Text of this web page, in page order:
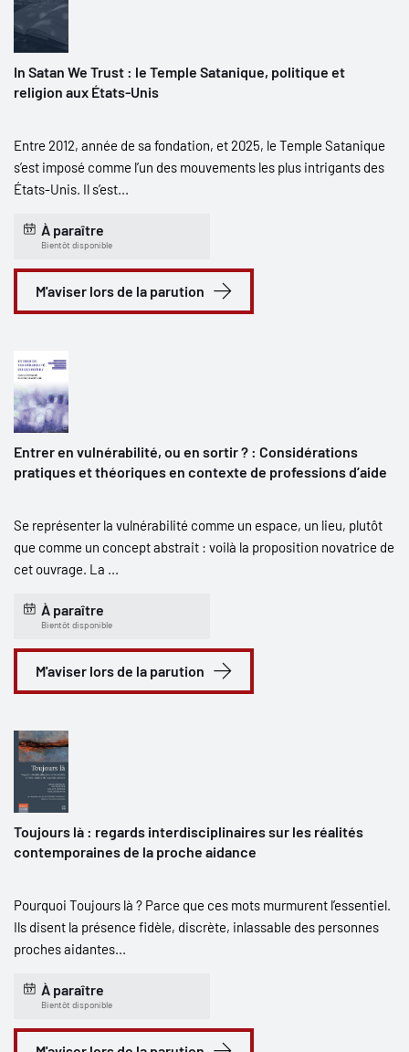
In Satan We Trust : le Temple Satanique, politique et
religion aux États-Unis
Entre 2012, année de sa fondation, et 2025, le Temple Satanique
s’est imposé comme l’un des mouvements les plus intrigants des
États-Unis. Il s’est...
À paraître
Bientôt disponible
M'aviser lors de la parution
Entrer en vulnérabilité, ou en sortir ? : Considérations
pratiques et théoriques en contexte de professions d’aide
Se représenter la vulnérabilité comme un espace, un lieu, plutôt
que comme un concept abstrait : voilà la proposition novatrice de
cet ouvrage. La ...
À paraître
Bientôt disponible
M'aviser lors de la parution
Toujours là : regards interdisciplinaires sur les réalités
contemporaines de la proche aidance
Pourquoi Toujours là ? Parce que ces mots murmurent l’essentiel.
Ils disent la présence fidèle, discrète, inlassable des personnes
proches aidantes...
À paraître
Bientôt disponible